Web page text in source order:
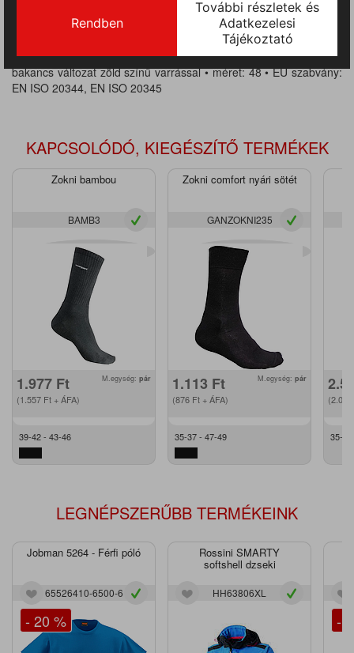
• biztonsági védőlábbeli bőrből • acél lábujjvédő leeső tárgyak
ellen • olajálló, antisztatikus, kétrétegű PU talp, nedves kerámia
és acél felületre bevizsgált, emelt szintű SRC csúszásbiztosság •
szivacsos bokarész és –békanyelv • talplemez nélküli, lábujjvédős
bakancs változat zöld színű varrással • méret: 48 • EU szabvány:
EN ISO 20344, EN ISO 20345
KAPCSOLÓDÓ, KIEGÉSZÍTŐ TERMÉKEK
Zokni bambou
BAMB3
1.977 Ft
(1.557 Ft + ÁFA)
M.egység: pár
39-42 - 43-46
Zokni comfort nyári sötét
GANZOKNI235
1.113 Ft
(876 Ft + ÁFA)
M.egység: pár
35-37 - 47-49
(2.008
35-
LEGNÉPSZERŰBB TERMÉKEINK
Jobman 5264 - Férfi póló
65526410-6500-6
- 20 %
Rossini SMARTY
softshell dzseki
HH63806XL
-